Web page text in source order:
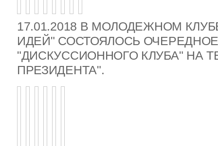
17.01.2018 В МОЛОДЕЖНОМ
ИДЕЙ" СОСТОЯЛОСЬ
"ДИСКУССИОННОГО КЛУБА" НА
ПРЕЗИДЕНТА".